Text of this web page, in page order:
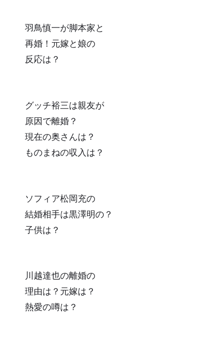
羽鳥慎一が脚本家と
再婚！元嫁と娘の
反応は？
グッチ裕三は親友が
原因で離婚？
現在の奥さんは？
ものまねの収入は？
ソフィア松岡充の
結婚相手は黒澤明の？
子供は？
川越達也の離婚の
理由は？元嫁は？
熱愛の噂は？